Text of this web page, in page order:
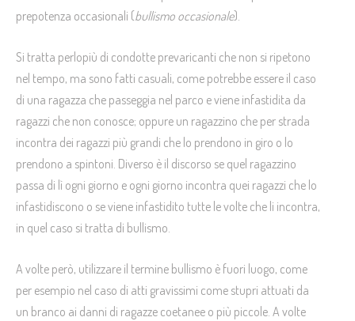
prepotenza occasionali (bullismo occasionale).
Si tratta perlopiù di condotte prevaricanti che non si ripetono
nel tempo, ma sono fatti casuali, come potrebbe essere il caso
di una ragazza che passeggia nel parco e viene infastidita da
ragazzi che non conosce; oppure un ragazzino che per strada
incontra dei ragazzi più grandi che lo prendono in giro o lo
prendono a spintoni. Diverso è il discorso se quel ragazzino
passa di lì ogni giorno e ogni giorno incontra quei ragazzi che lo
infastidiscono o se viene infastidito tutte le volte che li incontra,
in quel caso si tratta di bullismo.
A volte però, utilizzare il termine bullismo è fuori luogo, come
per esempio nel caso di atti gravissimi come stupri attuati da
un branco ai danni di ragazze coetanee o più piccole. A volte